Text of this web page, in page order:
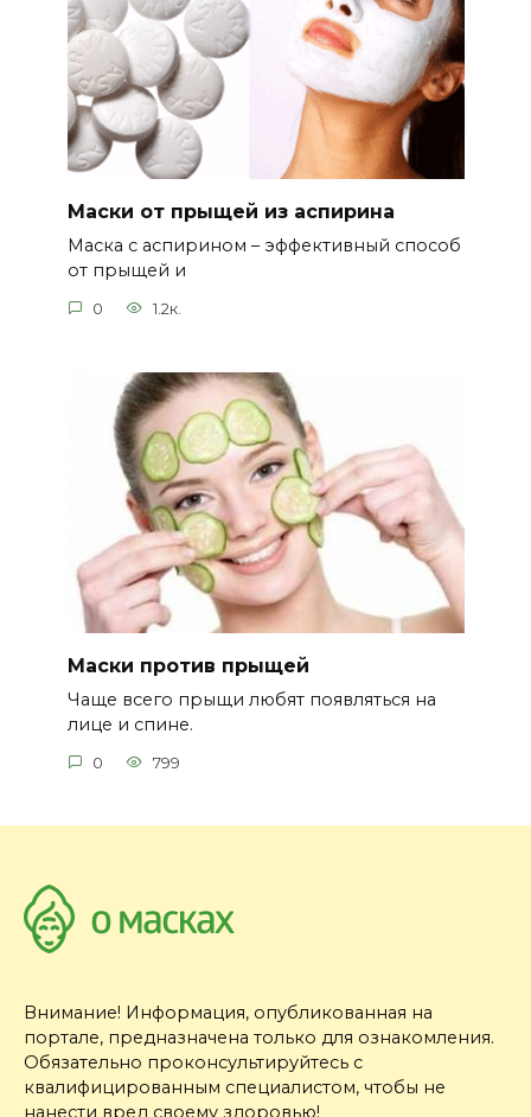
Маски от прыщей из аспирина
Маска с аспирином – эффективный способ
от прыщей и
0 1.2к.
Маски против прыщей
Чаще всего прыщи любят появляться на
лице и спине.
0 799
Внимание! Информация, опубликованная на
портале, предназначена только для ознакомления.
Обязательно проконсультируйтесь с
квалифицированным специалистом, чтобы не